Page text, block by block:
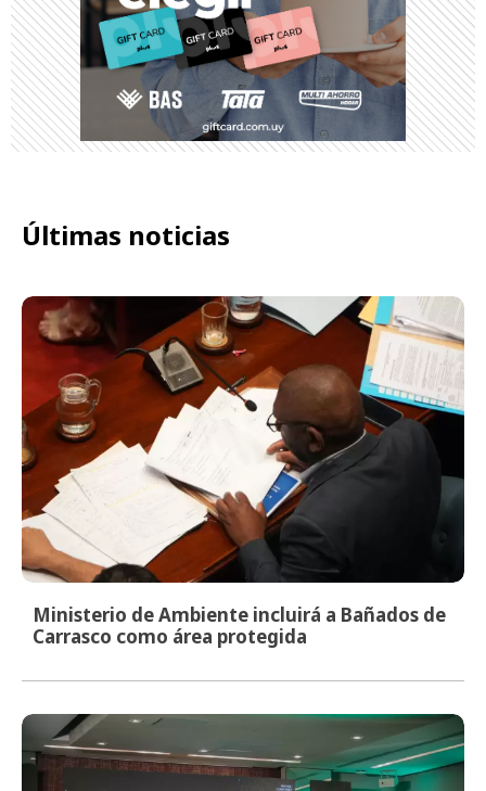
Últimas noticias
Ministerio de Ambiente incluirá a Bañados de
Carrasco como área protegida